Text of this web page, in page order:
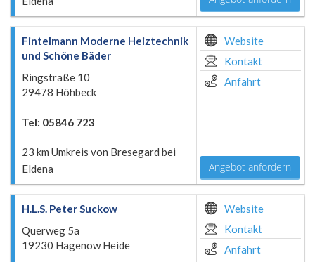
Fintelmann Moderne Heiztechnik
und Schöne Bäder
Ringstraße 10
29478 Höhbeck
Tel: 05846 723
23 km Umkreis von Bresegard bei
Eldena
Website
Kontakt
Anfahrt
Angebot anfordern
H.L.S. Peter Suckow
Querweg 5a
19230 Hagenow Heide
Website
Kontakt
Anfahrt